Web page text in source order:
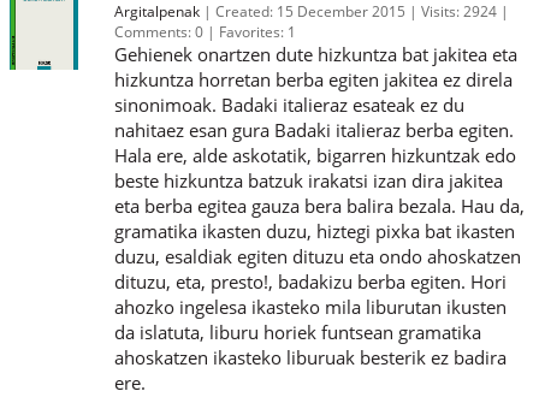
Argitalpenak Created: 15 December 2015 Visits:2924
Comments:0 Favorites: 1
Gehienek onartzen dute hizkuntza bat jakitea eta
hizkuntza horretan berba egiten jakitea ez direla
sinonimoak. Badaki italieraz esateak ez du
nahitaez esan gura Badaki italieraz berba egiten.
Hala ere, alde askotatik, bigarren hizkuntzak edo
beste hizkuntza batzuk irakatsi izan dira jakitea
eta berba egitea gauza bera balira bezala. Hau da,
gramatika ikasten duzu, hiztegi pixka bat ikasten
duzu, esaldiak egiten dituzu eta ondo ahoskatzen
dituzu, eta, presto!, badakizu berba egiten. Hori
ahozko ingelesa ikasteko mila liburutan ikusten
da islatuta, liburu horiek funtsean gramatika
ahoskatzen ikasteko liburuak besterik ez badira
ere.